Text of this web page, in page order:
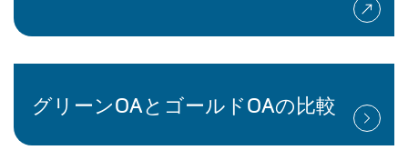
グリーンOAとゴールドOAの比較